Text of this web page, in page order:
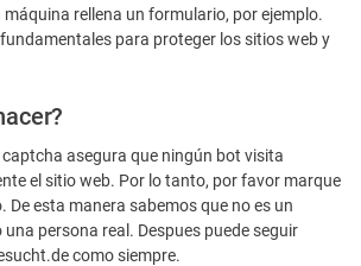
máquina rellena un formulario, por ejemplo.
para proteger los sitios web y
captcha asegura que ningún bot visita
el sitio web. Por lo tanto, por favor marque
De esta manera sabemos que no es un
persona real. Despues puede seguir
como siempre.